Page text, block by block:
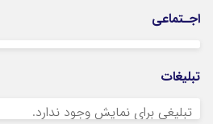
اجـتماعی
تبلیغات
تبلیغی برای نمایش وجود ندارد.